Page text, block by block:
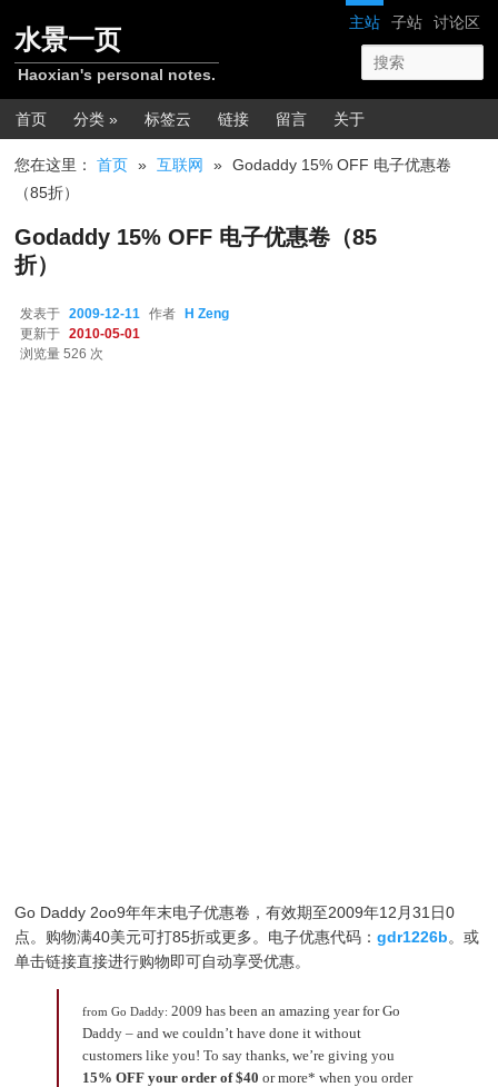
网站导航
主站 子站 讨论区
水景一页
Haoxian's personal notes.
主菜单
首页 分类 » 标签云 链接 留言 关于
您在这里：首页 » 互联网 » Godaddy 15% OFF 电子优惠卷
（85折）
Godaddy 15% OFF 电子优惠卷（85
折）
发表于 2009-12-11 作者
H Zeng
更新于
2010-05-01
浏览量 526 次
Go Daddy 2oo9年年末电子优惠卷，有效期至2009年12月31日0
点。购物满40美元可打85折或更多。电子优惠代码：gdr1226b。或
单击链接直接进行购物即可自动享受优惠。
from Go Daddy: 2009 has been an amazing year for Go
Daddy – and we couldn’t have done it without
customers like you! To say thanks, we’re giving you
15% OFF your order of $40 or more* when you order